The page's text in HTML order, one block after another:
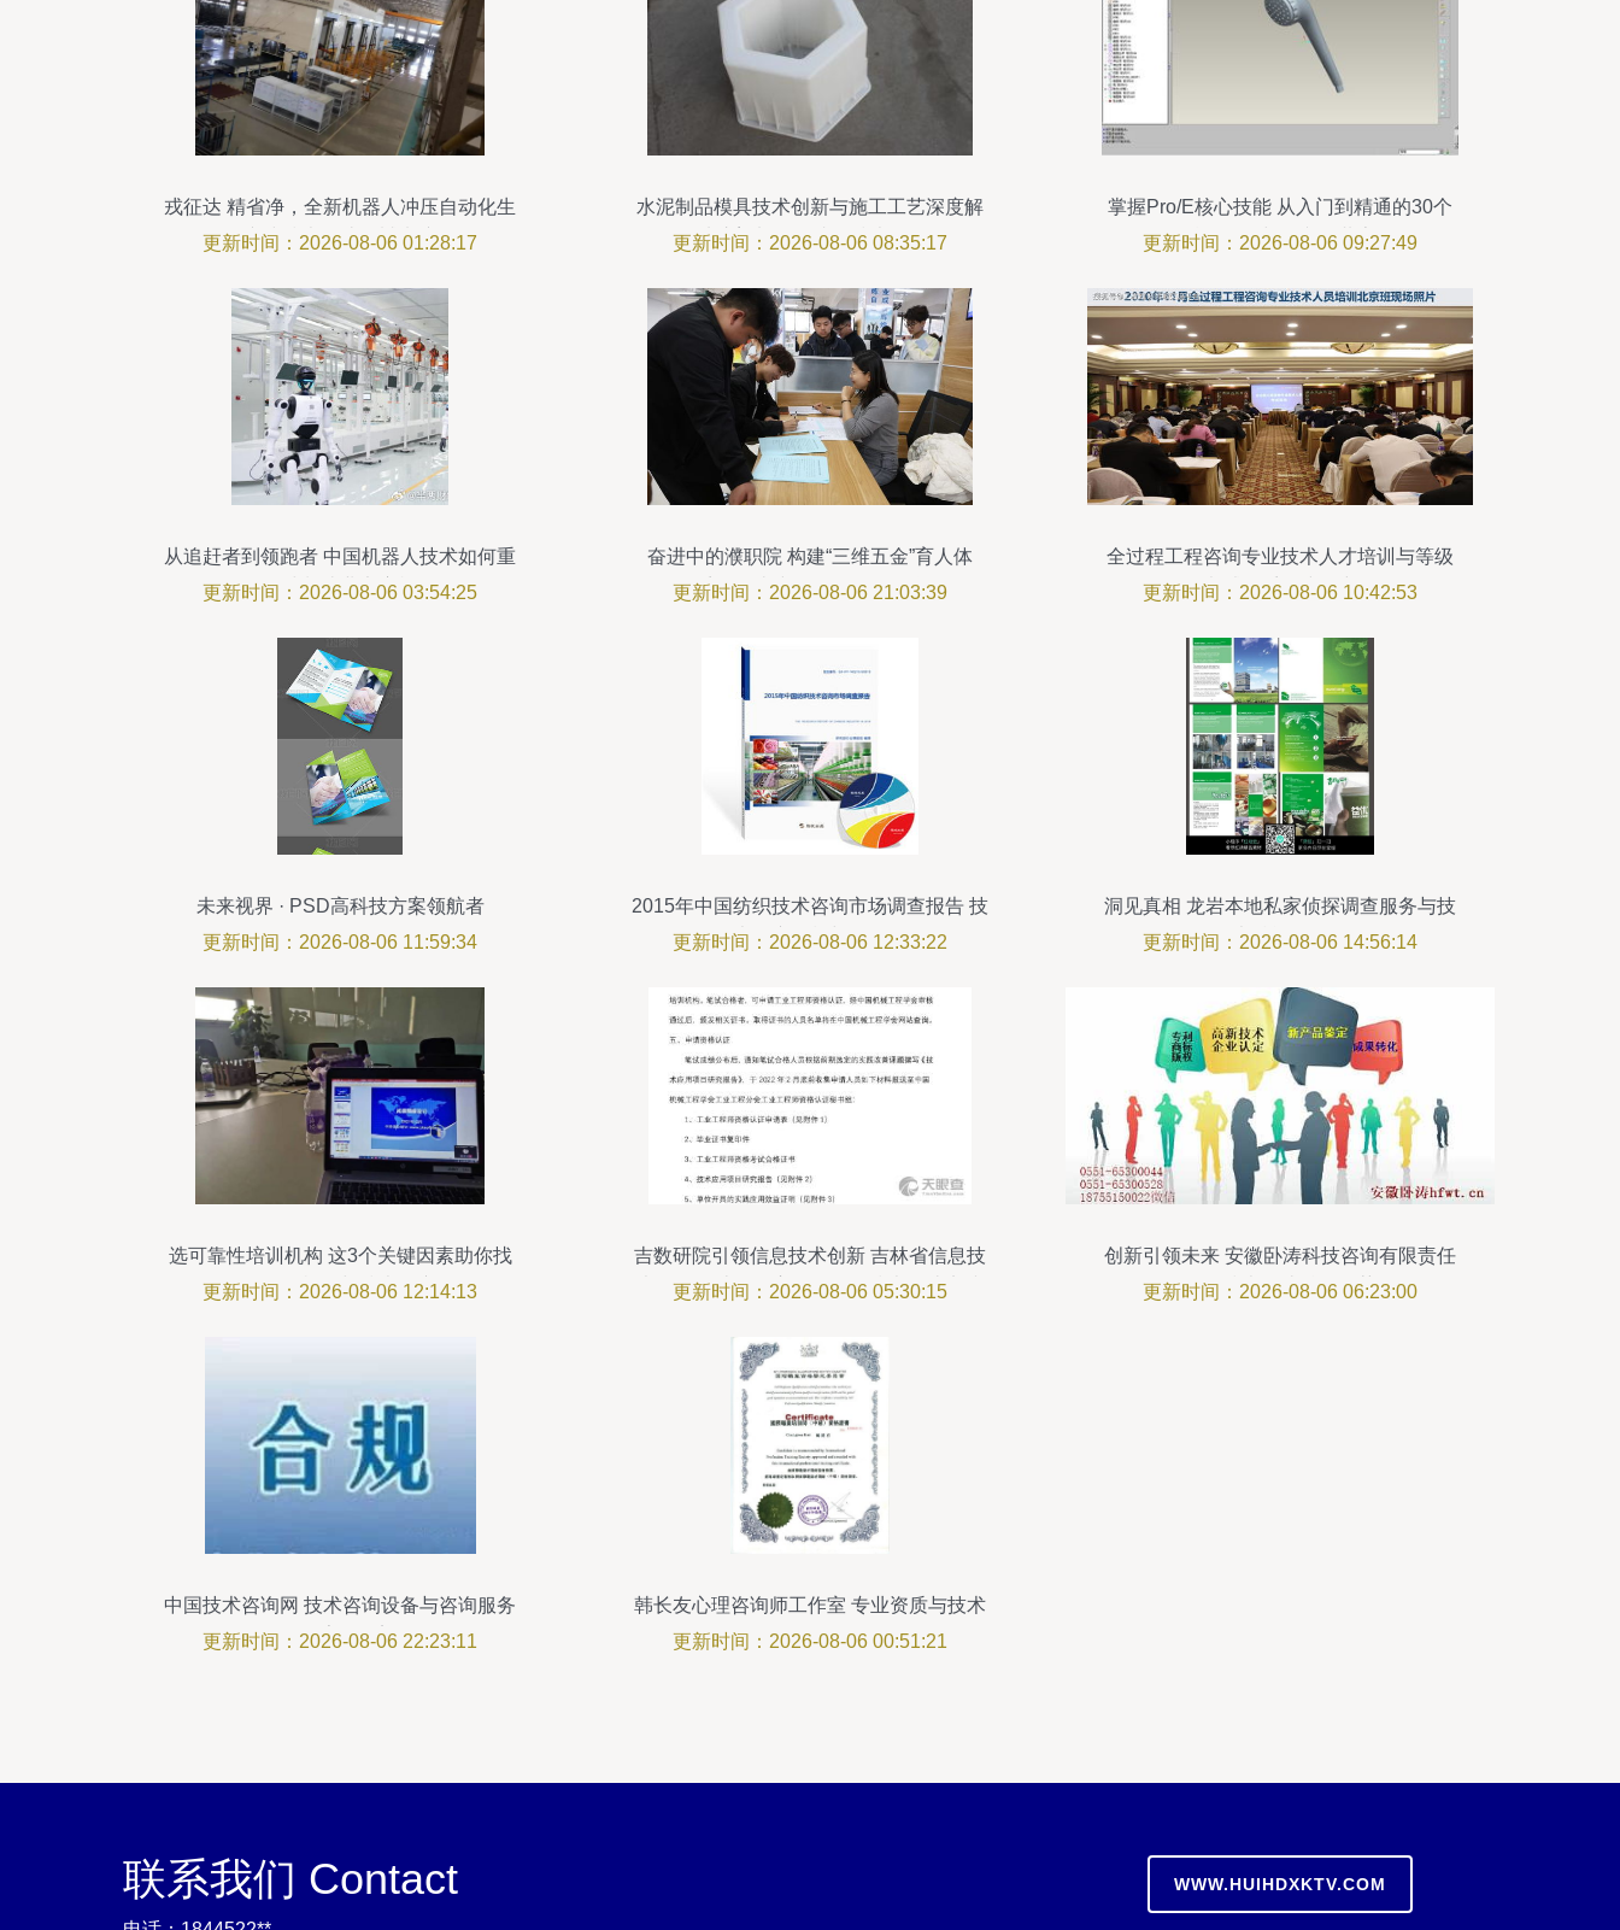
戎征达 精省净，全新机器人冲压自动化生
产线技术转让震撼来袭
更新时间：2026-08-06 01:28:17
水泥制品模具技术创新与施工工艺深度解
析 从注塑加工到成品技术全链路
更新时间：2026-08-06 08:35:17
掌握Pro/E核心技能 从入门到精通的30个
精品教程与源文件共享
更新时间：2026-08-06 09:27:49
从追赶者到领跑者 中国机器人技术如何重
组全球制造业竞赛棋盘
更新时间：2026-08-06 03:54:25
奋进中的濮职院 构建“三维五金”育人体
系，打造建筑职教发展品牌
更新时间：2026-08-06 21:03:39
全过程工程咨询专业技术人才培训与等级
考试体系构建研究
更新时间：2026-08-06 10:42:53
未来视界 · PSD高科技方案领航者
更新时间：2026-08-06 11:59:34
2015年中国纺织技术咨询市场调查报告 技
术推广现状与策略
更新时间：2026-08-06 12:33:22
洞见真相 龙岩本地私家侦探调查服务与技
术赋能解码
更新时间：2026-08-06 14:56:14
选可靠性培训机构 这3个关键因素助你找
到好的机构与技术推广
更新时间：2026-08-06 12:14:13
吉数研院引领信息技术创新 吉林省信息技
术咨询设计有限责任公司的技术转让实践
更新时间：2026-08-06 05:30:15
创新引领未来 安徽卧涛科技咨询有限责任
公司技术转让精品推荐
更新时间：2026-08-06 06:23:00
中国技术咨询网 技术咨询设备与咨询服务
的数字化桥梁
更新时间：2026-08-06 22:23:11
韩长友心理咨询师工作室 专业资质与技术
服务解析
更新时间：2026-08-06 00:51:21
联系我们 Contact WWW.HUIHDXKTV.COM